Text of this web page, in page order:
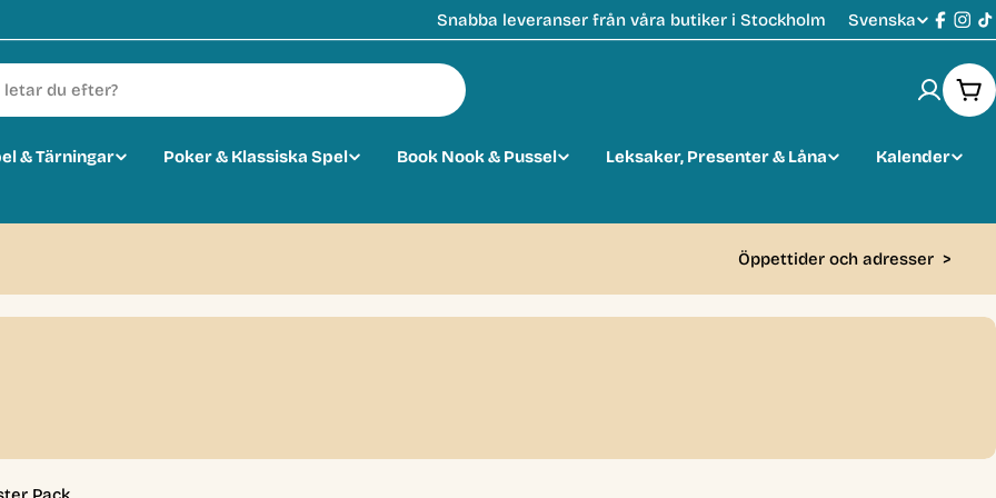
Snabba leveranser från våra butiker i Stockholm
S
k
Svenska
& Tärningar Poker & Klassiska Spel Book Nook & Pussel Leksaker, Presenter & Låna
Kalender
Öppettider och adresser >